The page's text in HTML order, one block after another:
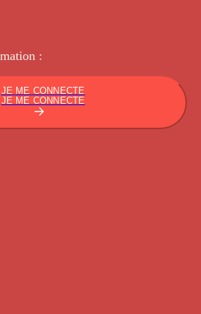
:
JE ME CONNECTE
JE ME CONNECTE